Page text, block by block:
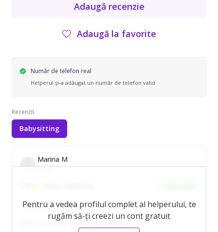
Adaugă recenzie
Adaugă la favorite
Număr de telefon real
Helperul și-a adăugat un număr de telefon valid
Recenzii
Babysitting
Pentru a vedea profilul complet al helperului, te
rugăm să-ți creezi un cont gratuit
Marina M
Odaile
Responsabil/ă
O/Îl recomand pe gratiela S. Foarte profi!